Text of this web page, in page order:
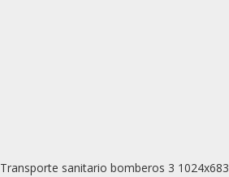
Transporte sanitario bomberos 3 1024x683